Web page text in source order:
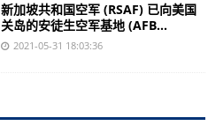
航空工业气动院FL-62风洞重磅亮相央视
罗荣怀到航空工业惠阳调研
瑞士多家主流媒体关注世卫组织将中国科
新加坡共和国空军 (RSAF) 已向美国
关岛的安徒生空军基地 (AFB...
2021-05-31 18:03:36